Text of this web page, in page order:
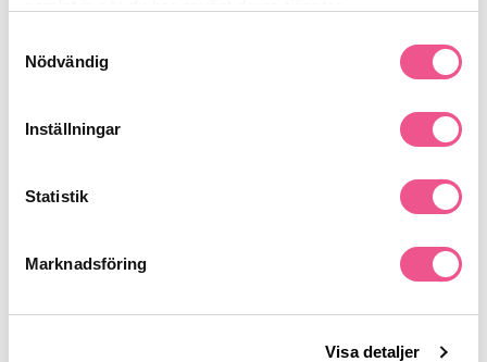
Nödvändig
Inställningar
Statistik
Marknadsföring
Visa detaljer
in med fingrarna eller borsta ut. Voilà – fräscht hår på ett
ögonblick!
Produktdetaljer
Recensioner